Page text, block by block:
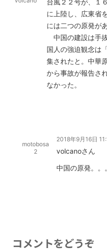
台風２２号が、１
に上陸し、広東省
には二つの原発があ
中国の建設は手
国人の強迫観念は
集されたと。中華
から事故が報告さ
なかった。
motobosa
2
2018年9月16日
volcanoさん
中国の原発。。
コメントをどうぞ